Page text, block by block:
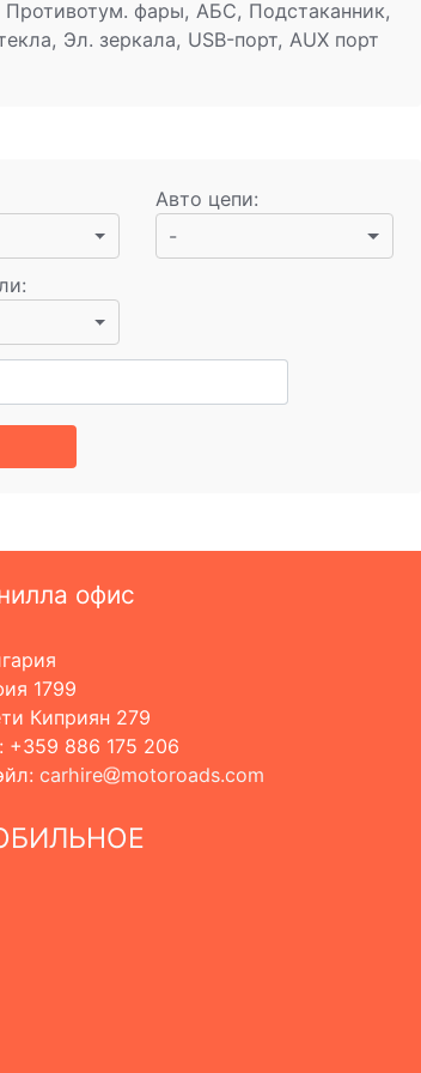
фары, АБС, Подстаканник,
Эл. зеркала, USB-порт, AUX порт
Авто цепи:
-
:
офис
1799
Киприян 279
+359 886 175 206
carhire motoroads.com